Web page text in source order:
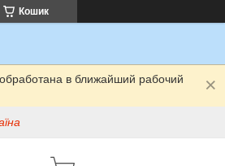
Кошик
в ближайший рабочий